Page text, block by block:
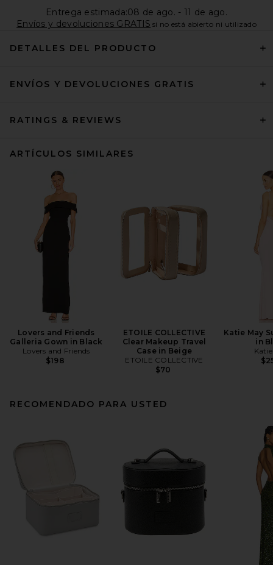
Entrega estimada:08 de ago. - 11 de ago.
Envíos y devoluciones GRATIS si no está abierto ni utilizado
DETALLES DEL PRODUCTO
ENVÍOS Y DEVOLUCIONES GRATIS
RATINGS & REVIEWS
ARTÍCULOS SIMILARES
Lovers and Friends
Galleria Gown in Black
Lovers and Friends
$198
ETOILE COLLECTIVE
Clear Makeup Travel
Case in Beige
ETOILE COLLECTIVE
$70
Katie May
in
RECOMENDADO PARA USTED